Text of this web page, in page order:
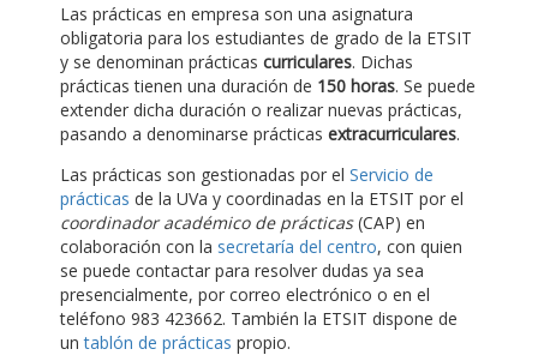
Las prácticas en empresa son una asignatura
obligatoria para los estudiantes de grado de la ETSIT
y se denominan prácticas curriculares. Dichas
prácticas tienen una duración de 150 horas. Se puede
extender dicha duración o realizar nuevas prácticas,
pasando a denominarse prácticas extracurriculares.
Las prácticas son gestionadas por el Servicio de
prácticas de la UVa y coordinadas en la ETSIT por el
coordinador académico de prácticas(CAP) en
colaboración con la secretaría del centro, con quien
se puede contactar para resolver dudas ya sea
presencialmente, por correo electrónico o en el
teléfono 983 423662. También la ETSIT dispone de
untablón de prácticas propio.